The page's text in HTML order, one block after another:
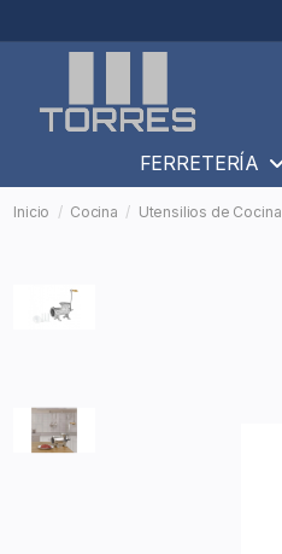
FERRETERÍA
Inicio Cocina Utensilios de Cocina